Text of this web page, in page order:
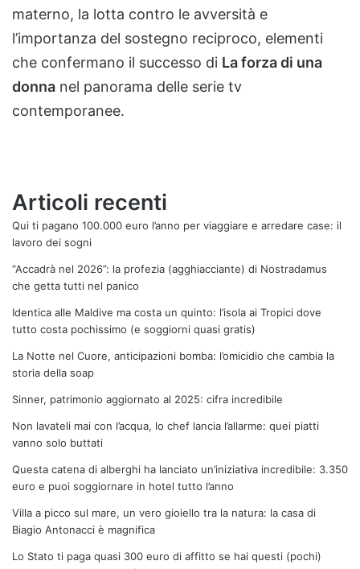
materno, la lotta contro le avversità e
l’importanza del sostegno reciproco, elementi
che confermano il successo di La forza di una
donna nel panorama delle serie tv
contemporanee.
Articoli recenti
Qui ti pagano 100.000 euro l’anno per viaggiare e arredare case: il
lavoro dei sogni
“Accadrà nel 2026”: la profezia (agghiacciante) di Nostradamus
che getta tutti nel panico
Identica alle Maldive ma costa un quinto: l’isola ai Tropici dove
tutto costa pochissimo (e soggiorni quasi gratis)
La Notte nel Cuore, anticipazioni bomba: l’omicidio che cambia la
storia della soap
Sinner, patrimonio aggiornato al 2025: cifra incredibile
Non lavateli mai con l’acqua, lo chef lancia l’allarme: quei piatti
vanno solo buttati
Questa catena di alberghi ha lanciato un’iniziativa incredibile: 3.350
euro e puoi soggiornare in hotel tutto l’anno
Villa a picco sul mare, un vero gioiello tra la natura: la casa di
Biagio Antonacci è magnifica
Lo Stato ti paga quasi 300 euro di affitto se hai questi (pochi)